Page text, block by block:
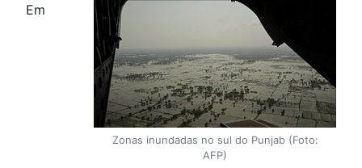
Zonas inundadas no sul do Punjab (Foto:
AFP)
Em